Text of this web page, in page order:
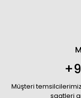
Müşteri
saatleri